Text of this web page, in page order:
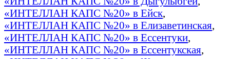
«ИНТЕЛЛАН КАПС №20» в Ейск,
«ИНТЕЛЛАН КАПС №20» в Елизаветинская,
«ИНТЕЛЛАН КАПС №20» в Ессентуки,
«ИНТЕЛЛАН КАПС №20» в Ессентукская,